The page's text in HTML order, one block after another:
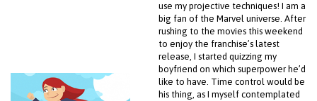
use my projective techniques! I am a
big fan of the Marvel universe. After
rushing to the movies this weekend
to enjoy the franchise’s latest
release, I started quizzing my
boyfriend on which superpower he’d
like to have. Time control would be
his thing, as I myself contemplated